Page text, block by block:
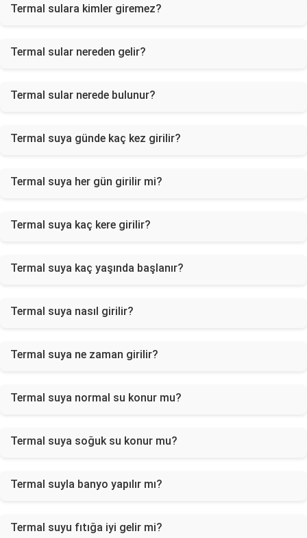
Termal sulara kimler giremez?
Termal sular nereden gelir?
Termal sular nerede bulunur?
Termal suya günde kaç kez girilir?
Termal suya her gün girilir mi?
Termal suya kaç kere girilir?
Termal suya kaç yaşında başlanır?
Termal suya nasıl girilir?
Termal suya ne zaman girilir?
Termal suya normal su konur mu?
Termal suya soğuk su konur mu?
Termal suyla banyo yapılır mı?
Termal suyu fıtığa iyi gelir mi?